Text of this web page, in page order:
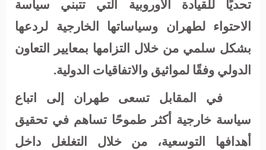
تحديًا للقيادة الأوروبية التي تتبني سياسة
الاحتواء لطهران وسياساتها الخارجية لردعها
بشكل سلمي من خلال التزامها بمعايير التعاون
الدولي وفقًا لمواثيق والاتفاقيات الدولية.
في المقابل تسعى طهران إلى اتباع
سياسة خارجية أكثر طموحًا تساهم في تحقيق
أهدافها التوسعية، من خلال التغلغل داخل